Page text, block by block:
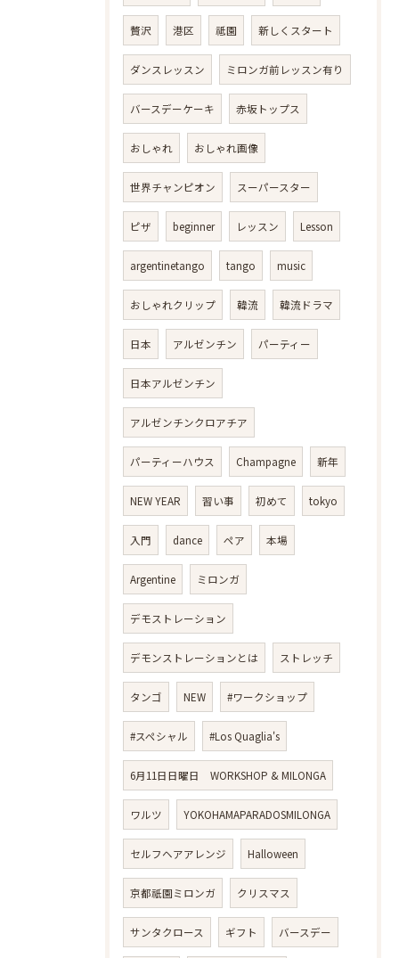
贅沢 港区 祗園 新しくスタート
ダンスレッスン ミロンガ前レッスン有り
バースデーケーキ 赤坂トップス
おしゃれ おしゃれ画像
世界チャンピオン スーパースター
ピザ beginner レッスン Lesson
argentinetango tango music
おしゃれクリップ 韓流 韓流ドラマ
日本 アルゼンチン パーティー
日本アルゼンチン
アルゼンチンクロアチア
パーティーハウス Champagne 新年
NEW YEAR 習い事 初めて tokyo
入門 dance ペア 本場
Argentine ミロンガ
デモストレーション
デモンストレーションとは ストレッチ
タンゴ NEW #ワークショップ
#スペシャル #Los Quaglia's
6月11日日曜日 WORKSHOP & MILONGA
ワルツ YOKOHAMAPARADOSMILONGA
セルフヘアアレンジ Halloween
京都祇園ミロンガ クリスマス
サンタクロース ギフト バースデー